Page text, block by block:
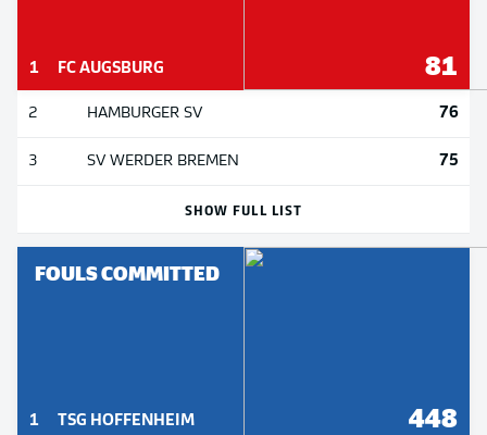
1 FC AUGSBURG 81
2 HAMBURGER SV 76
3 SV WERDER BREMEN 75
SHOW FULL LIST
FOULS COMMITTED
1 TSG HOFFENHEIM 448